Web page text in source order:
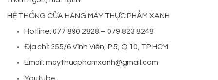
HỆ THỐNG CỬA HÀNG MÁY THỰC PHẨM XANH
Hotline: 077 890 2828 – 079 823 8248
Địa chỉ: 355/6 Vĩnh Viễn, P.5, Q.10, TP.HCM
Email: maythucphamxanh@gmail.com
Youtube: